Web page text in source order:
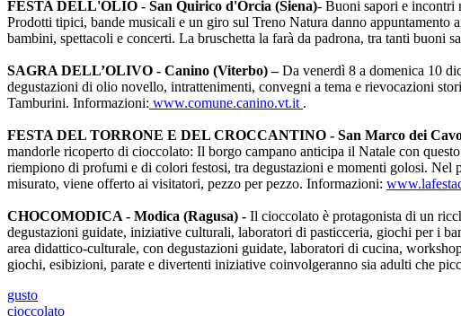
FESTA DELL'OLIO - San Quirico d'Orcia (Siena)- Buoni sapori e incontri
Prodotti tipici, bande musicali e un giro sul Treno Natura danno
bambini, spettacoli e concerti. La bruschetta la farà da padrona, tra tanti buoni
SAGRA DELL’OLIVO - Canino (Viterbo) –Da venerdì 8 a domenica 10
degustazioni di olio novello, intrattenimenti, convegni a tema e rievocazioni
Tamburini. Informazioni: www.comune.canino.vt.it .
FESTA DEL TORRONE E DEL CROCCANTINO - San Marco dei
mandorle ricoperto di cioccolato: Il borgo campano anticipa il Natale con
riempiono di profumi e di colori festosi, tra degustazioni e momenti golosi. Nel
misurato, viene offerto ai visitatori, pezzo per pezzo. Informazioni:
CHOCOMODICA - Modica (Ragusa) - Il cioccolato è protagonista di un
degustazioni guidate, iniziative culturali, laboratori di pasticceria, giochi per i
area didattico-culturale, con degustazioni guidate, laboratori di cucina,
giochi, esibizioni, parate e divertenti iniziative coinvolgeranno sia adulti che
gusto
cioccolato